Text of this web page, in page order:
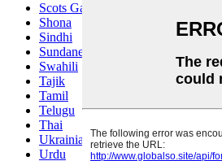
Scots Gaelic
Shona
Sindhi
Sundanese
Swahili
Tajik
Tamil
Telugu
Thai
Ukrainian
Urdu